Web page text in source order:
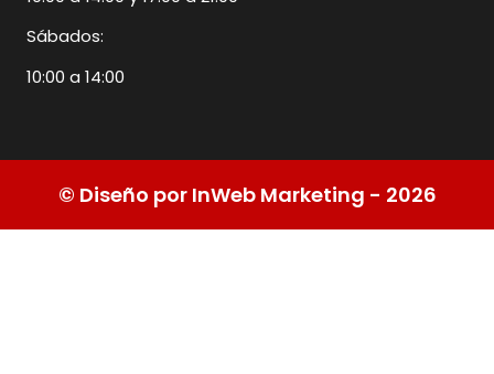
Sábados:
10:00 a 14:00
© Diseño por InWeb Marketing - 2026